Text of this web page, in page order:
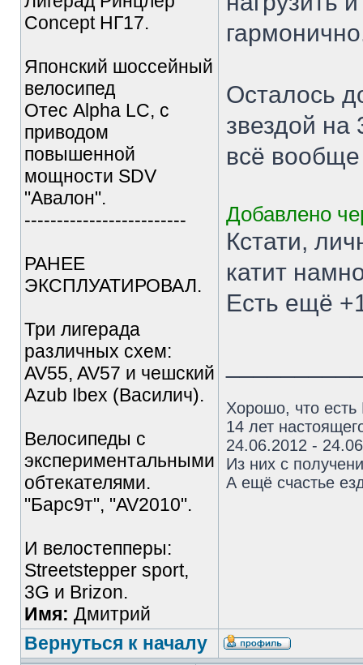
Concept НГ17.
Японский шоссейный
велосипед
Отес Alpha LC, с
приводом
повышенной
мощности SDV
"Авалон".
-------------------------
РАНЕЕ
ЭКСПЛУАТИРОВАЛ.
Три лигерада
различных схем:
AV55, AV57 и чешский
Azub Ibex (Василич).
Велосипеды с
экспериментальными
обтекателями.
"Барс9т", "AV2010".
И велостепперы:
Streetstepper sport,
3G и Brizon.
Имя: Дмитрий
Осталось
звездой на
всё
Добавлено
Кстати,
катит
Есть ещё
Хорошо, что
14 лет
24.06.2012 -
Из них с
А ещё счастье
Вернуться к началу